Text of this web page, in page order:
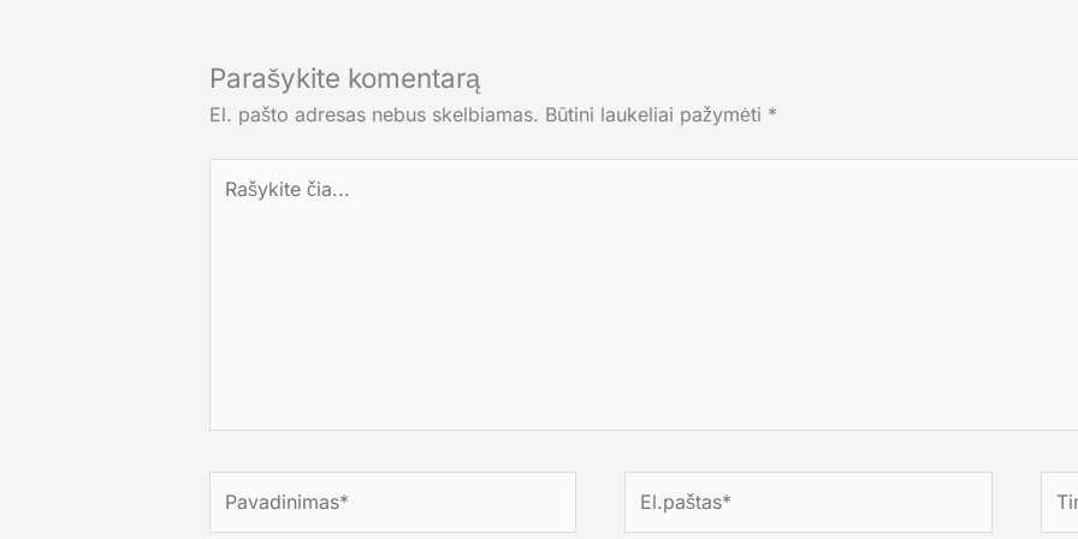
Parašykite komentarą
El. pašto adresas nebus skelbiamas. Būtini laukeliai pažymėti *
čia...